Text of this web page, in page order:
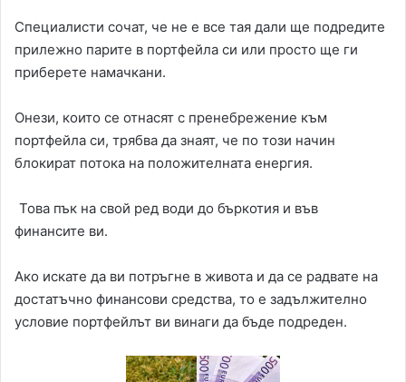
Специалисти сочат, че не е все тая дали ще подредите
прилежно парите в портфейла си или просто ще ги
приберете намачкани.
Онези, които се отнасят с пренебрежение към
портфейла си, трябва да знаят, че по този начин
блокират потока на положителната енергия.
Това пък на свой ред води до бъркотия и във
финансите ви.
Ако искате да ви потръгне в живота и да се радвате на
достатъчно финансови средства, то е задължително
условие портфейлът ви винаги да бъде подреден.